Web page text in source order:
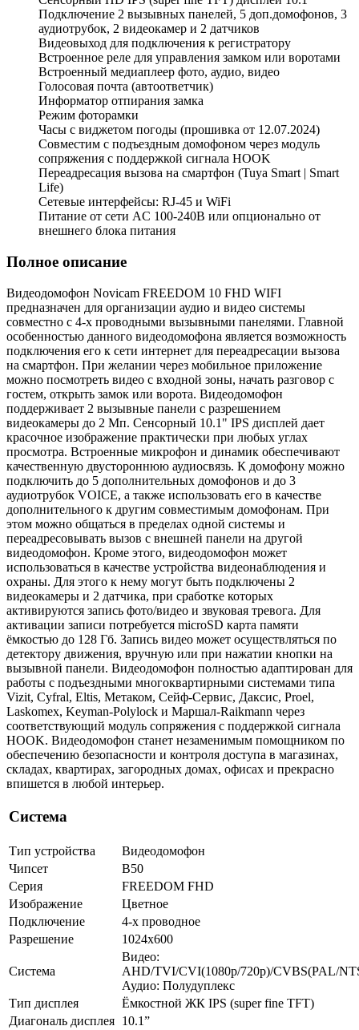
Подключение 2 вызывных панелей, 5 доп.домофонов, 3
аудиотрубок, 2 видеокамер и 2 датчиков
Видеовыход для подключения к регистратору
Встроенное реле для управления замком или воротами
Встроенный медиаплеер фото, аудио, видео
Голосовая почта (автоответчик)
Информатор отпирания замка
Режим фоторамки
Часы с виджетом погоды (прошивка от 12.07.2024)
Совместим с подъездным домофоном через модуль
сопряжения с поддержкой сигнала HOOK
Переадресация вызова на смартфон (Tuya Smart | Smart
Life)
Сетевые интерфейсы: RJ-45 и WiFi
Питание от сети AC 100-240В или опционально от
внешнего блока питания
Полное описание
Видеодомофон Novicam FREEDOM 10 FHD WIFI
предназначен для организации аудио и видео системы
совместно с 4-х проводными вызывными панелями. Главной
особенностью данного видеодомофона является возможность
подключения его к сети интернет для переадресации вызова
на смартфон. При желании через мобильное приложение
можно посмотреть видео с входной зоны, начать разговор с
гостем, открыть замок или ворота. Видеодомофон
поддерживает 2 вызывные панели c разрешением
видеокамеры до 2 Мп. Сенсорный 10.1" IPS дисплей дает
красочное изображение практически при любых углах
просмотра. Встроенные микрофон и динамик обеспечивают
качественную двустороннюю аудиосвязь. К домофону можно
подключить до 5 дополнительных домофонов и до 3
аудиотрубок VOICE, а также использовать его в качестве
дополнительного к другим совместимым домофонам. При
этом можно общаться в пределах одной системы и
переадресовывать вызов с внешней панели на другой
видеодомофон. Кроме этого, видеодомофон может
использоваться в качестве устройства видеонаблюдения и
охраны. Для этого к нему могут быть подключены 2
видеокамеры и 2 датчика, при сработке которых
активируются запись фото/видео и звуковая тревога. Для
активации записи потребуется microSD карта памяти
ёмкостью до 128 Гб. Запись видео может осуществляться по
детектору движения, вручную или при нажатии кнопки на
вызывной панели. Видеодомофон полностью адаптирован для
работы с подъездными многоквартирными системами типа
Vizit, Cyfral, Eltis, Метаком, Сейф-Сервис, Даксис, Proel,
Laskomex, Keyman-Polylock и Маршал-Raikmann через
соответствующий модуль сопряжения с поддержкой сигнала
HOOK. Видеодомофон станет незаменимым помощником по
обеспечению безопасности и контроля доступа в магазинах,
складах, квартирах, загородных домах, офисах и прекрасно
впишется в любой интерьер.
Система
Тип устройства
Видеодомофон
Чипсет
B50
Серия
FREEDOM FHD
Изображение
Цветное
Подключение
4-х проводное
Разрешение
1024х600
Система
Видео:
AHD/TVI/CVI(1080p/720p)/CVBS(PAL/
Аудио: Полудуплекс
Тип дисплея
Ёмкостной ЖК IPS (super fine TFT)
Диагональ дисплея 10.1”